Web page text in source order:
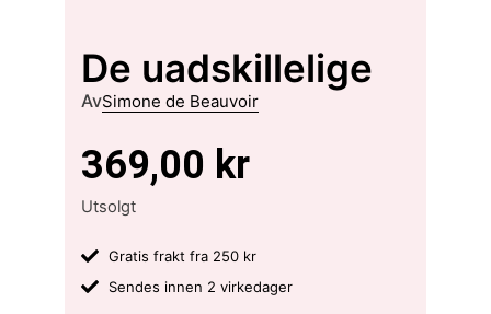
De uadskillelige
AvSimone de Beauvoir
369,00 kr
Utsolgt
Gratis frakt fra 250 kr
Sendes innen 2 virkedager